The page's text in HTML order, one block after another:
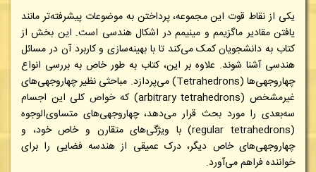
یکی از نقاط قوت این مجموعه، پرداختن به موضوعات پیشرفته‌تر مانند
یافتن مقادیر ماگزیمم و مینیمم در اشکال هندسی است. این بخش از
کتاب به دانشجویان کمک می‌کند تا با بهینه‌سازی و کاربرد آن در مسائل
هندسی آشنا شوند. علاوه بر این، کتاب به طور خاص به بررسی انواع
چهاروجهی‌ها (Tetrahedrons) می‌پردازد. مباحثی نظیر چهاروجهی‌های
غیرمشخص (arbitrary tetrahedrons) که خواص کلی این اجسام
سه‌بعدی را مورد بحث قرار می‌دهد، چهاروجهی‌های متساوی‌الوجوه
(regular tetrahedrons) با ویژگی‌های متقارن و خاص خود، و
چهاروجهی‌های خاص دیگر، درک عمیقی از هندسه فضایی را برای
خواننده فراهم می‌آورد.